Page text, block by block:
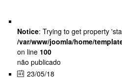
Notice: Trying to get property
/var/www/joomla/home/
on line 100
não publicado
23/05/18